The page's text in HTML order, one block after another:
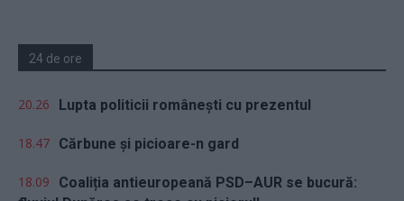
24 de ore
20.26 Lupta politicii românești cu prezentul
18.47 Cărbune și picioare-n gard
18.09
Coaliția antieuropeană PSD–AUR se bucură: